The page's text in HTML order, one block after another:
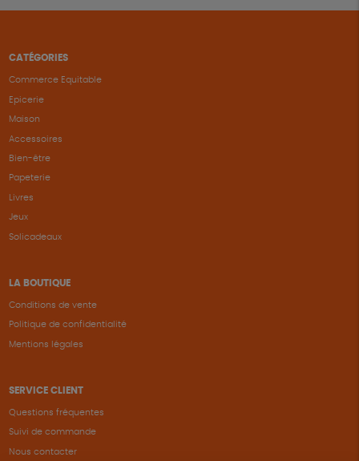
CATÉGORIES
Commerce Equitable
Epicerie
Maison
Accessoires
Bien-être
Papeterie
Livres
Jeux
Solicadeaux
LA BOUTIQUE
Conditions de vente
Politique de confidentialité
Mentions légales
SERVICE CLIENT
Questions fréquentes
Suivi de commande
Nous contacter